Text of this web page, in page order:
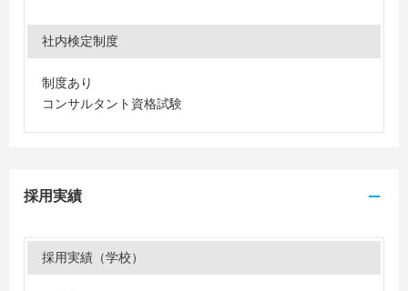
社内検定制度
制度あり
コンサルタント資格試験
採用実績
採用実績（学校）